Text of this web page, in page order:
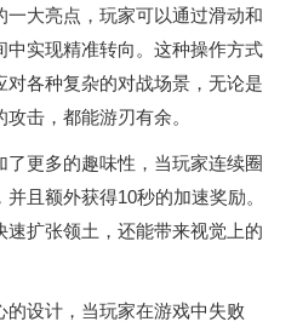
大亮点，玩家可以通过滑动和
中实现精准转向。这种操作方式
各种复杂的对战场景，无论是
击，都能游刃有余。
更多的趣味性，当玩家连续圈
且额外获得10秒的加速奖励。
扩张领土，还能带来视觉上的
设计，当玩家在游戏中失败